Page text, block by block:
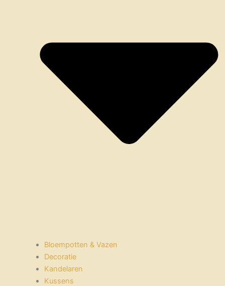
Bloempotten & Vazen
Decoratie
Kandelaren
Kussens